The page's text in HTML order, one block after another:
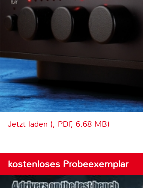
Jetzt laden (, PDF, 6.68 MB)
kostenloses Probeexemplar